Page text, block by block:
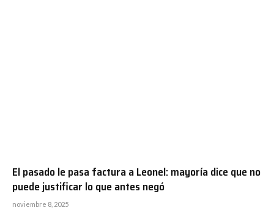
El pasado le pasa factura a Leonel: mayoría dice que no
puede justificar lo que antes negó
noviembre 8, 2025